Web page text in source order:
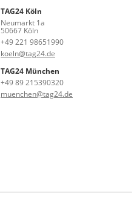
TAG24 Köln
Neumarkt 1a
50667 Köln
+49 221 98651990
koeln@tag24.de
TAG24 München
+49 89 215390320
muenchen@tag24.de